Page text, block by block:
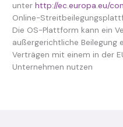
unterhttp://ec.europa.eu/
Online-
Die OS-Plattform kann ein
außergerichtliche Beilegung
Verträgen mit einem in der
Unternehmen nutzen